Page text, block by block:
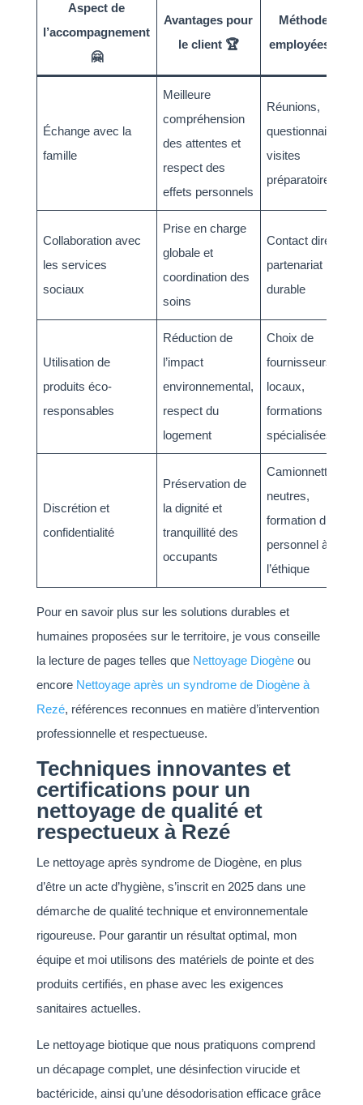
Aspect de
l’accompagnement
🤗
Avantages pour
le client 🏆
Méthodes
employées 🔧
Échange avec la
famille
Meilleure
compréhension
des attentes et
respect des
effets personnels
Réunions,
questionnaires,
visites
préparatoires
Collaboration avec
les services
sociaux
Prise en charge
globale et
coordination des
soins
Contact direct,
partenariat
durable
Utilisation de
produits éco-
responsables
Réduction de
l’impact
environnemental,
respect du
logement
Choix de
fournisseurs
locaux,
formations
spécialisées
Discrétion et
confidentialité
Préservation de
la dignité et
tranquillité des
occupants
Camionnettes
neutres,
formation du
personnel à
l’éthique
Pour en savoir plus sur les solutions durables et
humaines proposées sur le territoire, je vous conseille
la lecture de pages telles que Nettoyage Diogèneou
encore Nettoyage après un syndrome de Diogène à
Rezé, références reconnues en matière d’intervention
professionnelle et respectueuse.
Techniques innovantes et
certifications pour un
nettoyage de qualité et
respectueux à Rezé
Le nettoyage après syndrome de Diogène, en plus
d’être un acte d’hygiène, s’inscrit en 2025 dans une
démarche de qualité technique et environnementale
rigoureuse. Pour garantir un résultat optimal, mon
équipe et moi utilisons des matériels de pointe et des
produits certifiés, en phase avec les exigences
sanitaires actuelles.
Le nettoyage biotique que nous pratiquons comprend
un décapage complet, une désinfection virucide et
bactéricide, ainsi qu’une désodorisation efficace grâce